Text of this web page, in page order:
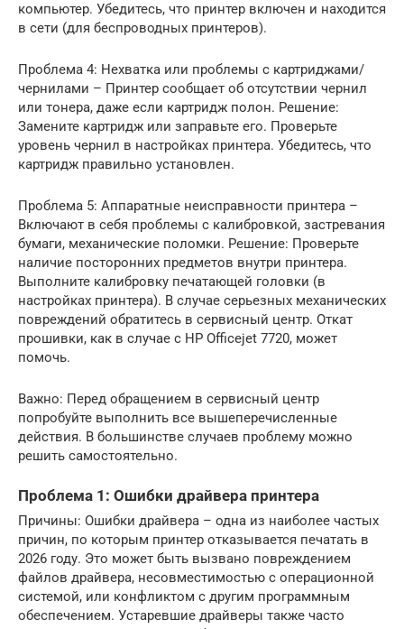
компьютер. Убедитесь, что принтер включен и находится
в сети (для беспроводных принтеров).
Проблема 4: Нехватка или проблемы с картриджами/
чернилами – Принтер сообщает об отсутствии чернил
или тонера, даже если картридж полон. Решение:
Замените картридж или заправьте его. Проверьте
уровень чернил в настройках принтера. Убедитесь, что
картридж правильно установлен.
Проблема 5: Аппаратные неисправности принтера –
Включают в себя проблемы с калибровкой, застревания
бумаги, механические поломки. Решение: Проверьте
наличие посторонних предметов внутри принтера.
Выполните калибровку печатающей головки (в
настройках принтера). В случае серьезных механических
повреждений обратитесь в сервисный центр. Откат
прошивки, как в случае с HP Officejet 7720, может
помочь.
Важно: Перед обращением в сервисный центр
попробуйте выполнить все вышеперечисленные
действия. В большинстве случаев проблему можно
решить самостоятельно.
Проблема 1: Ошибки драйвера принтера
Причины: Ошибки драйвера – одна из наиболее частых
причин, по которым принтер отказывается печатать в
2026 году. Это может быть вызвано повреждением
файлов драйвера, несовместимостью с операционной
системой, или конфликтом с другим программным
обеспечением. Устаревшие драйверы также часто